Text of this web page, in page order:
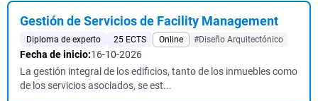
Gestión de Servicios de Facility Management
Diploma de experto 25 ECTS Online #Diseño Arquitectónico
Fecha de inicio:16-10-2026
La gestión integral de los edificios, tanto de los inmuebles como
de los servicios asociados, se est...